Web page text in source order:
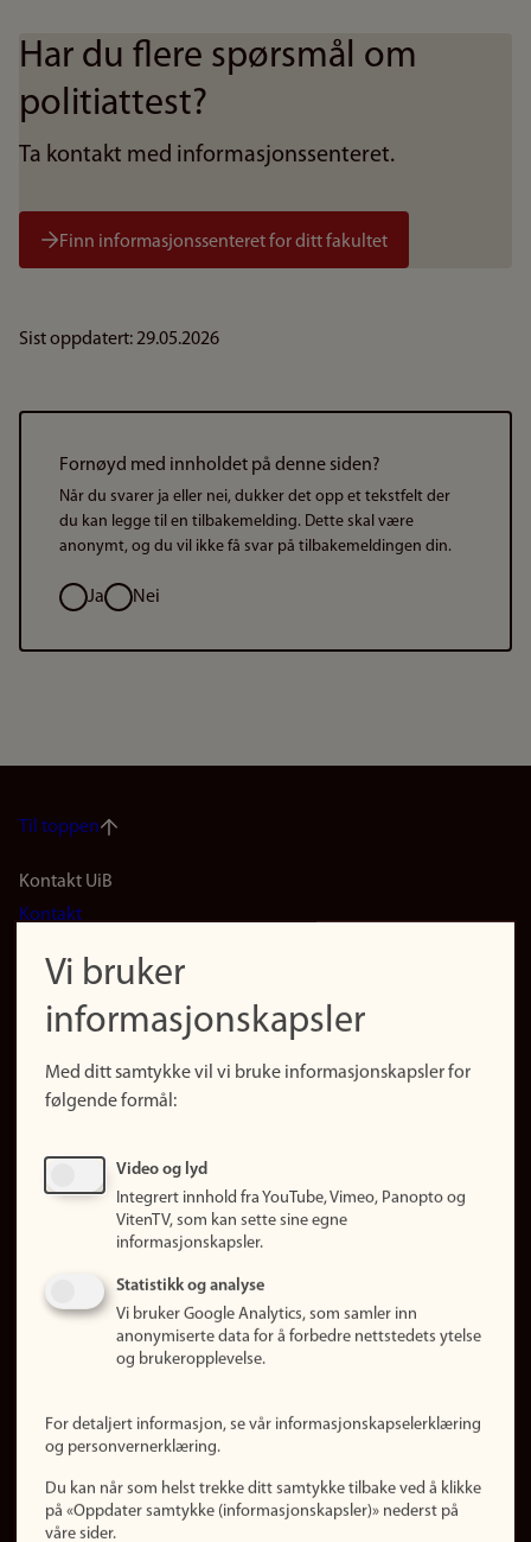
Har du flere spørsmål om
politiattest?
Ta kontakt med informasjonssenteret.
Finn informasjonssenteret for ditt fakultet
Sist oppdatert: 29.05.2026
Fornøyd med innholdet på denne siden?
Når du svarer ja eller nei, dukker det opp et tekstfelt der
du kan legge til en tilbakemelding. Dette skal være
anonymt, og du vil ikke få svar på tilbakemeldingen din.
ValgJa Nei
Til toppen
Footer
(no)
Kontakt UiB
Kontakt
Finn forsker
Presse
Finn studier
Ledige stillinger
Om nettstedet
Informasjonskapsler
Personvern
Logg inn
Vi bruker
informasjonskapsler
Med ditt samtykke vil vi bruke informasjonskapsler for
følgende formål:
Video og lyd
Integrert innhold fra YouTube, Vimeo, Panopto og
VitenTV, som kan sette sine egne
informasjonskapsler.
Statistikk og analyse
Vi bruker Google Analytics, som samler inn
anonymiserte data for å forbedre nettstedets ytelse
og brukeropplevelse.
For detaljert informasjon, se vår informasjonskapselerklæring
og personvernerklæring.
Du kan når som helst trekke ditt samtykke tilbake ved å klikke
på «Oppdater samtykke (informasjonskapsler)» nederst på
våre sider.